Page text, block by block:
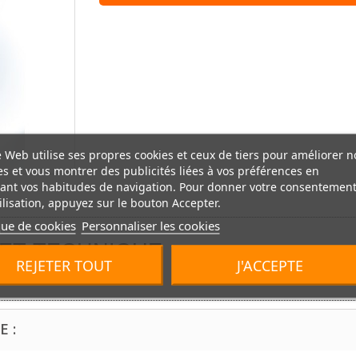
TECHNIQUE
:
Web utilise ses propres cookies et ceux de tiers pour améliorer
et vous montrer des publicités liées à vos préférences en
vos habitudes de navigation. Pour donner votre
appuyez sur le bouton Accepter.
de cookies Personnaliser les cookies
REJETER TOUT J'ACCEPTE